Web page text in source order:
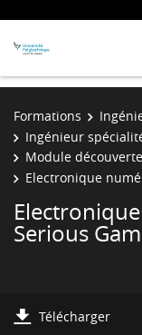
Formations
Ingénieur
Module
Electronique
Serious
Télécharger